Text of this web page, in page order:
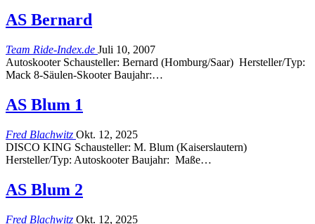
AS Bernard
Team Ride-Index.de Juli 10, 2007
Autoskooter Schausteller: Bernard (Homburg/Saar) Hersteller/Typ:
Mack 8-Säulen-Skooter Baujahr:…
AS Blum 1
Fred Blachwitz Okt. 12, 2025
DISCO KING Schausteller: M. Blum (Kaiserslautern)
Hersteller/Typ: Autoskooter Baujahr: Maße…
AS Blum 2
Fred Blachwitz Okt. 12, 2025